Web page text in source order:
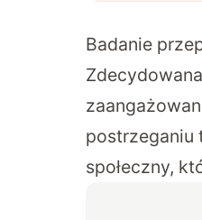
Badanie
postrzeganiu
społeczny,